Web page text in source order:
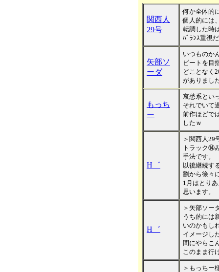
関西人
29号
何か全体的
個人的には
転調した時
ﾊﾞﾗﾝｽ重視
矢部ソ
ーダ
いつものか
ビートを目
どことなく
がありまし
もっち
ー
哀愁系とい
それでいて
前作ほどで
したｗ
H゛
＞関西人29
トラック⑭
手法です。
以後継続す
割から徐々
1月はとり
思います。
H゛
＞矢部ソー
うち的には
いのかもし
イメージし
間にやらこ
このまま行
＞もっちー